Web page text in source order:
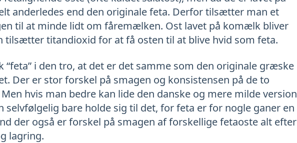
anderledes end den originale feta. Derfor tilsætter man et
til at minde lidt om fåremælken. Ost lavet på komælk bliver
tilsætter titandioxid for at få osten til at blive hvid som feta.
“feta” i den tro, at det er det samme som den originale græske
Der er stor forskel på smagen og konsistensen på de to
hvis man bedre kan lide den danske og mere milde version
selvfølgelig bare holde sig til det, for feta er for nogle ganer en
der også er forskel på smagen af forskellige fetaoste alt efter
lagring.